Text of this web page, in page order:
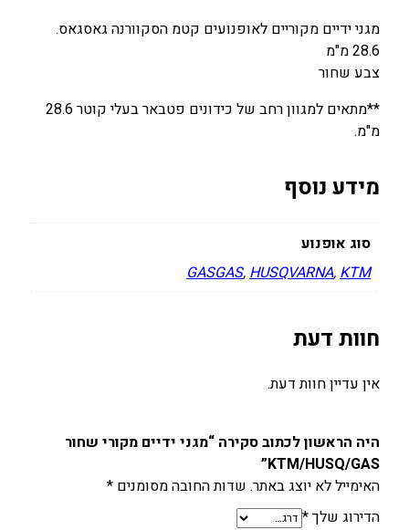
מגני ידיים מקוריים לאופנועים קטמ הסקוורנה גאסגאס.
28.6 מ"מ
צבע שחור
**מתאים למגוון רחב של כידונים פטבאר בעלי קוטר 28.6
מ"מ.
מידע נוסף
סוג אופנוע
GASGAS, HUSQVARNA, KTM
חוות דעת
אין עדיין חוות דעת.
היה הראשון לכתוב סקירה “מגני ידיים מקורי שחור
KTM/HUSQ/GAS”
האימייל לא יוצג באתר. שדות החובה מסומנים *
הדירוג שלך*